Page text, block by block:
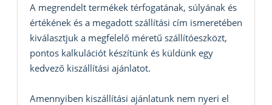
A megrendelt termékek térfogatának, súlyának és
értékének és a megadott szállítási cím ismeretében
kiválasztjuk a megfelelő méretű szállítóeszközt,
pontos kalkulációt készítünk és küldünk egy
kedvező kiszállítási ajánlatot.
Amennyiben kiszállítási ajánlatunk nem nyeri el